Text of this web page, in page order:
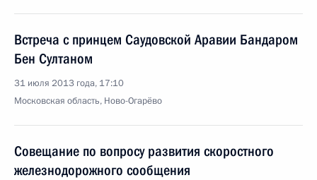
Встреча с принцем Саудовской Аравии Бандаром
Бен Султаном
31 июля 2013 года, 17:10
Московская область, Ново-Огарёво
Совещание по вопросу развития скоростного
железнодорожного сообщения